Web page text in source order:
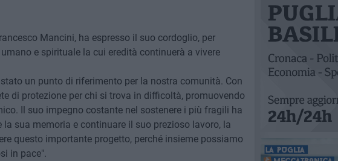
Mancini, ha espresso il suo cordoglio, per
e spirituale la cui eredità continuerà a vivere
un punto di riferimento per la nostra comunità. Con
di protezione per chi si trova in difficoltà, promuovendo
Il suo impegno costante nel sostenere i più fragili ha
la sua memoria e continuare il suo prezioso lavoro, la
questo importante progetto, perché insieme possiamo
in pace".